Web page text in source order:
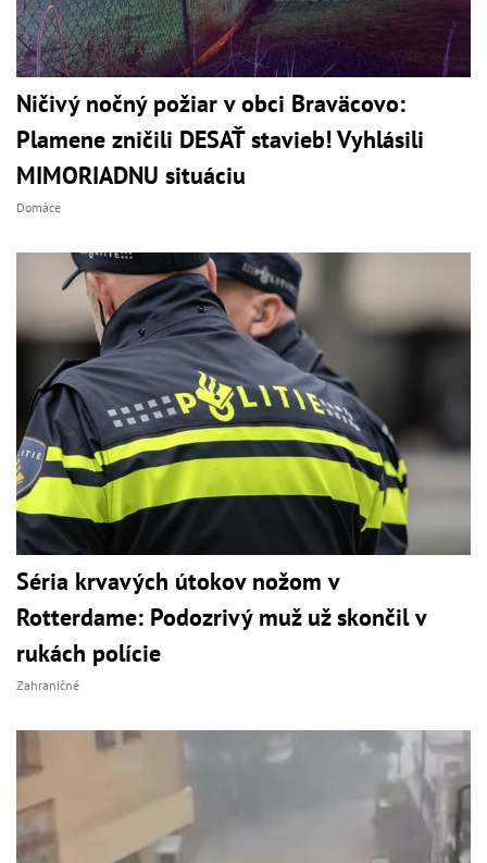
Ničivý nočný požiar v obci Braväcovo:
Plamene zničili DESAŤ stavieb! Vyhlásili
MIMORIADNU situáciu
Domáce
Séria krvavých útokov nožom v
Rotterdame: Podozrivý muž už skončil v
rukách polície
Zahraničné